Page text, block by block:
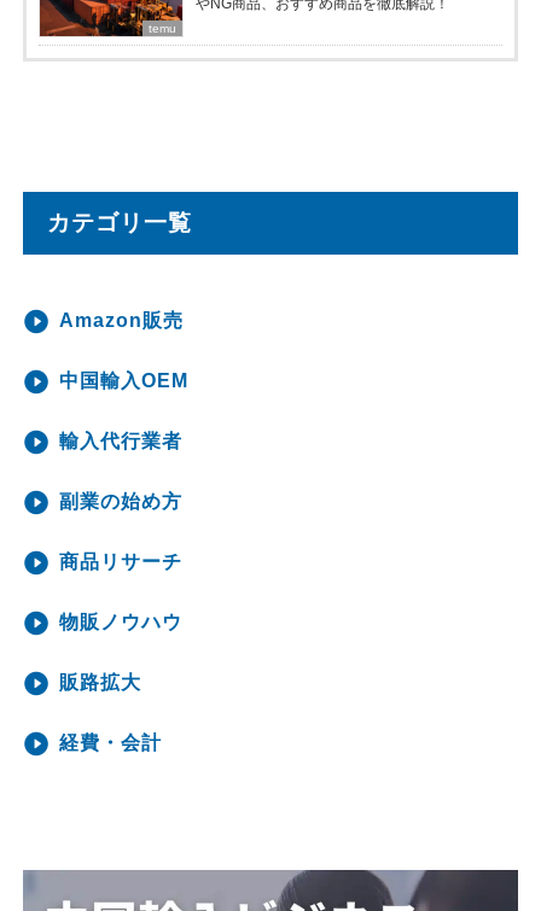
temu
やNG商品、おすすめ商品を徹底解説！
カテゴリ一覧
Amazon販売
中国輸入OEM
輸入代行業者
副業の始め方
商品リサーチ
物販ノウハウ
販路拡大
経費・会計